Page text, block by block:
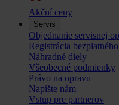
Akční ceny
Servis
Objednanie servisnej
Registrácia
Náhradné diely
Všeobecné podmienky
Právo na opravu
Napíšte nám
Vstup pre partnerov